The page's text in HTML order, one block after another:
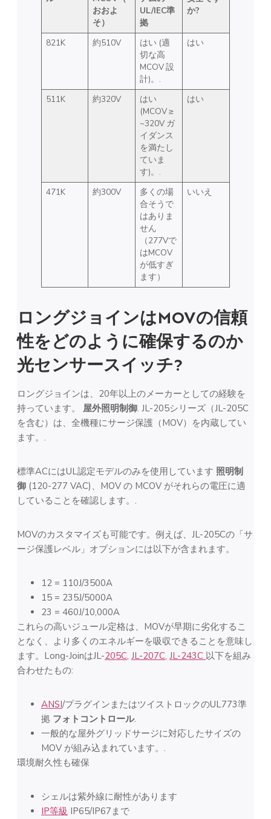
おおよ
そ）
UL/IEC準
拠
か?
821K 約510V
はい (適
切な高
MCOV 設
計)。.
はい
511K 約320V
はい
(MCOV ≥
~320V ガ
イダンス
を満たし
ていま
す)。.
はい
471K 約300V
多くの場
合そうで
はありま
せん
（277Vで
はMCOV
が低すぎ
ます）
いいえ
ロングジョインはMOVの信頼
性をどのように確保するのか
光センサースイッチ?
ロングジョインは、20年以上のメーカーとしての経験を
持っています。 屋外照明制御. JL-205シリーズ（JL-205C
を含む）は、全機種にサージ保護（MOV）を内蔵してい
ます。.
標準ACにはUL認定モデルのみを使用しています 照明制
御 (120-277 VAC)、MOV の MCOV がそれらの電圧に適
していることを確認します。.
MOVのカスタマイズも可能です。例えば、JL-205Cの「サ
ージ保護レベル」オプションには以下が含まれます。
12 = 110J/3500A
15 = 235J/5000A
23 = 460J/10,000A
これらの高いジュール定格は、MOVが早期に劣化するこ
となく、より多くのエネルギーを吸収できることを意味し
ます。Long-JoinはJL-205C, JL-207C, JL-243C 以下を組み
合わせたもの:
ANSI/プラグインまたはツイストロックのUL773準
拠 フォトコントロール.
一般的な屋外グリッドサージに対応したサイズの
MOV が組み込まれています。.
環境耐久性も確保
シェルは紫外線に耐性があります
IP等級 IP65/IP67まで